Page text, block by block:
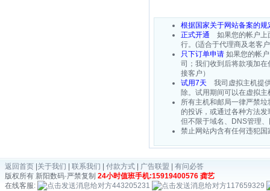
根据国家关于网站备案的
正式开通 如果您的帐户上
行。(适合于代理商及老客
只下订单申请 如果您的帐
司；我们收到后将款项加
接客户）
试用7天 我司虚拟主机提
除。试用期间可以在虚拟
所有主机和邮局一律严禁
的投诉，或通过各种方法
但不限于域名、DNS管理
禁止网站内含有任何违犯
返回首页 关于我们 联系我们 付款方式 广告联盟
有问必答
版权所有 新阳数码·严禁复制 24小时值班手机:15919400576 龚艺
在线客服:
443205231
117659329